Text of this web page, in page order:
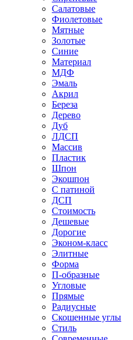
Салатовые
Фиолетовые
Мятные
Золотые
Синие
Материал
МДФ
Эмаль
Акрил
Береза
Дерево
Дуб
ЛДСП
Массив
Пластик
Шпон
Экошпон
С патиной
ДСП
Стоимость
Дешевые
Дорогие
Эконом-класс
Элитные
Форма
П-образные
Угловые
Прямые
Радиусные
Скошенные углы
Стиль